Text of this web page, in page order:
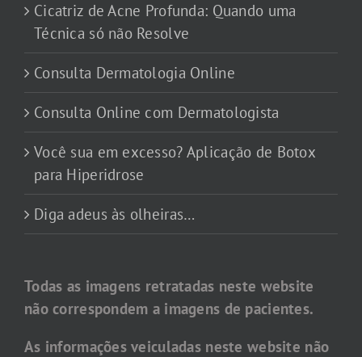
Cicatriz de Acne Profunda: Quando uma
Técnica só não Resolve
Consulta Dermatologia Online
Consulta Online com Dermatologista
Você sua em excesso? Aplicação de Botox
para Hiperidrose
Diga adeus às olheiras…
Todas as imagens retratadas neste website
não correspondem a imagens de pacientes.
As informações veiculadas neste website não